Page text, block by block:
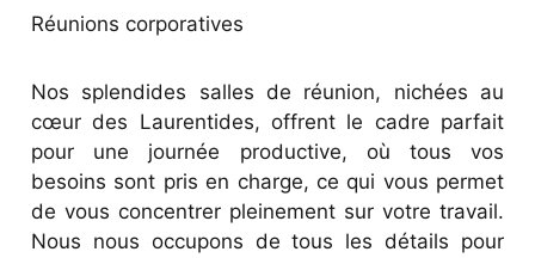
Réunions corporatives
Nos splendides salles de réunion, nichées au
cœur des Laurentides, offrent le cadre parfait
pour une journée productive, où tous vos
besoins sont pris en charge, ce qui vous permet
de vous concentrer pleinement sur votre travail.
Nous nous occupons de tous les détails pour